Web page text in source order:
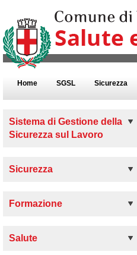
Home SGSL Sicurezza
Sistema di Gestione della
Sicurezza sul Lavoro
Sicurezza
Formazione
Salute